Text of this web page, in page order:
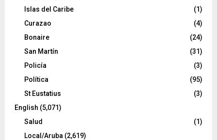
Islas del Caribe
(1)
Curazao
(4)
Bonaire
(24)
San Martín
(31)
Policía
(3)
Política
(95)
St Eustatius
(3)
English (5,071)
Salud
(1)
Local/Aruba (2,619)